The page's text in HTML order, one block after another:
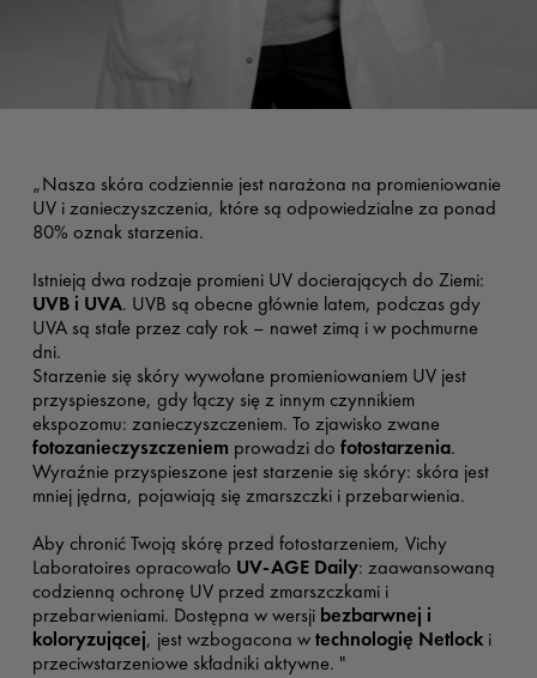
„Nasza skóra codziennie jest narażona na promieniowanie
UV i zanieczyszczenia, które są odpowiedzialne za ponad
80% oznak starzenia.
Istnieją dwa rodzaje promieni UV docierających do Ziemi:
UVB i UVA. UVB są obecne głównie latem, podczas gdy
UVA są stałe przez cały rok – nawet zimą i w pochmurne
dni.
Starzenie się skóry wywołane promieniowaniem UV jest
przyspieszone, gdy łączy się z innym czynnikiem
ekspozomu: zanieczyszczeniem. To zjawisko zwane
fotozanieczyszczeniem prowadzi do fotostarzenia.
Wyraźnie przyspieszone jest starzenie się skóry: skóra jest
mniej jędrna, pojawiają się zmarszczki i przebarwienia.
Aby chronić Twoją skórę przed fotostarzeniem, Vichy
Laboratoires opracowało UV-AGE Daily: zaawansowaną
codzienną ochronę UV przed zmarszczkami i
przebarwieniami. Dostępna w wersji bezbarwnej i
koloryzującej, jest wzbogacona wtechnologię Netlocki
przeciwstarzeniowe składniki aktywne. "